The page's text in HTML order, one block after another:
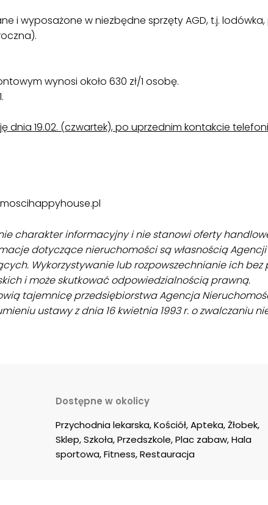
i wyposażone w niezbędne sprzęty AGD, t.j.
wynosi około 630 zł/1 osobę.
dnia 19.02. (czwartek), po uprzednim kontakcie
charakter informacyjny i nie stanowi oferty
dotyczące nieruchomości są własnością
Wykorzystywanie lub rozpowszechnianie ich
i może skutkować odpowiedzialnością prawną.
tajemnicę przedsiębiorstwa Agencja
ustawy z dnia 16 kwietnia 1993 r. o zwalczaniu
Dostępne w okolicy
Przychodnia lekarska, Kościół, Apteka, Żłobek,
Sklep, Szkoła, Przedszkole, Plac zabaw, Hala
sportowa, Fitness, Restauracja